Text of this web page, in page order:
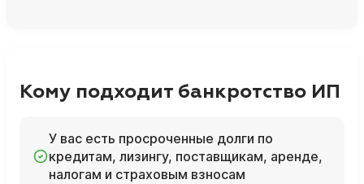
Кому подходит банкротство ИП
У вас есть просроченные долги по
кредитам, лизингу, поставщикам, аренде,
налогам и страховым взносам